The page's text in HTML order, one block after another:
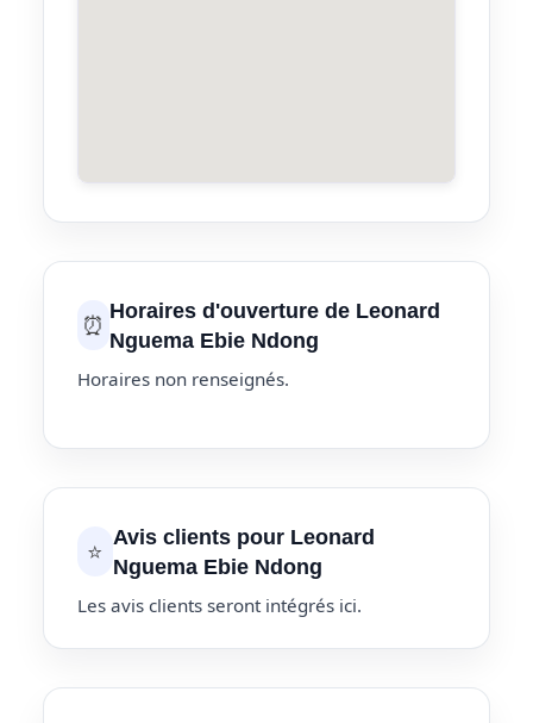
⏰ Horaires d'ouverture de Leonard
Nguema Ebie Ndong
Horaires non renseignés.
⭐ Avis clients pour Leonard
Nguema Ebie Ndong
Les avis clients seront intégrés ici.